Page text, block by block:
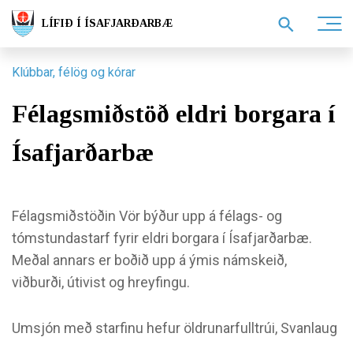
LÍFIÐ Í ÍSAFJARÐARBÆ
Klúbbar, félög og kórar
Félagsmiðstöð eldri borgara í
Ísafjarðarbæ
Félagsmiðstöðin Vör býður upp á félags- og
tómstundastarf fyrir eldri borgara í Ísafjarðarbæ.
Meðal annars er boðið upp á ýmis námskeið,
viðburði, útivist og hreyfingu.
Umsjón með starfinu hefur öldrunarfulltrúi, Svanlaug